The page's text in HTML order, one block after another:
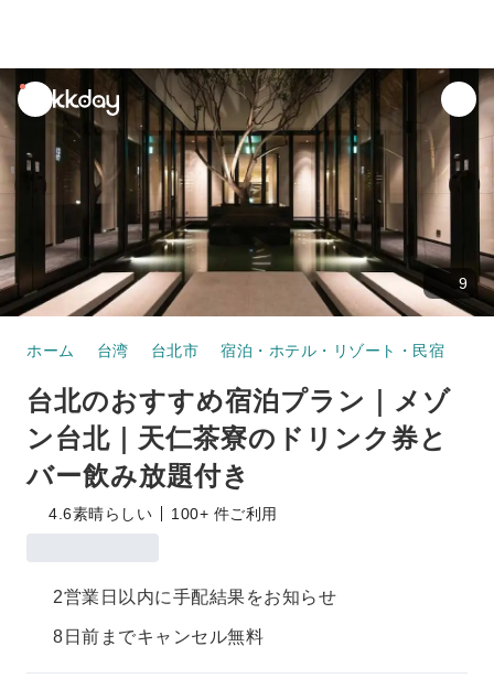
unread
notifications
9
ホーム 台湾 台北市 宿泊・ホテル・リゾート・民宿
台北のおすすめ宿泊プラン｜メゾ
ン台北｜天仁茶寮のドリンク券と
バー飲み放題付き
4.6素晴らしい 100+ 件ご利用
2営業日以内に手配結果をお知らせ
8日前までキャンセル無料